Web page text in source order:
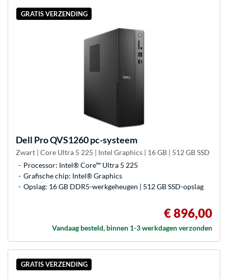
GRATIS VERZENDING
Dell Pro QVS1260 pc-systeem
Zwart | Core Ultra 5 225 | Intel Graphics | 16 GB | 512 GB SSD
Processor: Intel® Core™ Ultra 5 225
Grafische chip: Intel® Graphics
Opslag: 16 GB DDR5-werkgeheugen | 512 GB SSD-opslag
€ 896,00
Vandaag besteld, binnen 1-3 werkdagen verzonden
GRATIS VERZENDING